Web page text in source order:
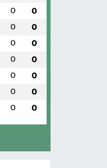
0 0
0 0
0 0
0 0
0 0
0 0
0 0